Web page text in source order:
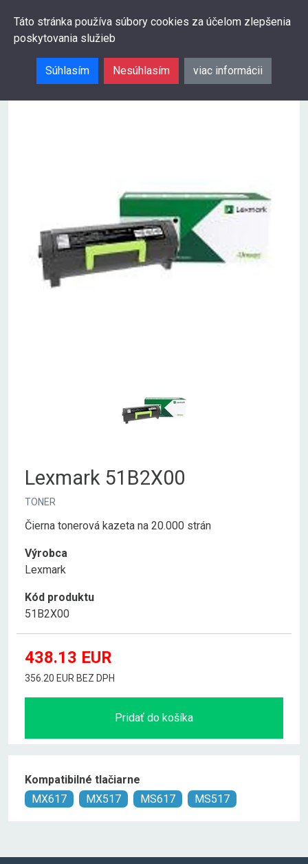
Táto stránka používa súbory cookies za účelom zlepšenia
poskytovania služieb
Súhlasím Nesúhlasím viac informácii
Lexmark 51B2X00
TONER
Čierna tonerová kazeta na 20.000 strán
Výrobca
Lexmark
Kód produktu
51B2X00
438.13 EUR
356.20 EUR BEZ DPH
Pridať do košíka
Kompatibilné tlačiarne
MX617
MX517 MS617 MS517